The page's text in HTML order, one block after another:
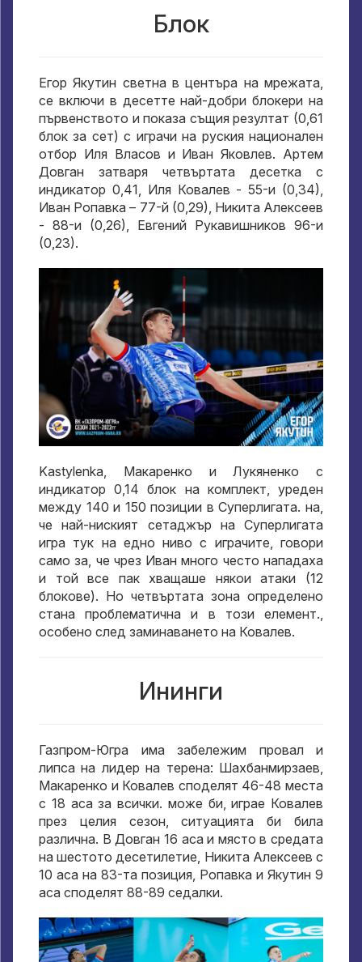
Блок
Егор Якутин светна в центъра на мрежата,
се включи в десетте най-добри блокери на
първенството и показа същия резултат (0,61
блок за сет) с играчи на руския национален
отбор Иля Власов и Иван Яковлев. Артем
Довган затваря четвъртата десетка с
индикатор 0,41, Иля Ковалев - 55-и (0,34),
Иван Ропавка – 77-й (0,29), Никита Алексеев
- 88-и (0,26), Евгений Рукавишников 96-и
(0,23).
Kastylenka, Макаренко и Лукяненко с
индикатор 0,14 блок на комплект, уреден
между 140 и 150 позиции в Суперлигата. на,
че най-ниският сетаджър на Суперлигата
игра тук на едно ниво с играчите, говори
само за, че чрез Иван много често нападаха
и той все пак хващаше някои атаки (12
блокове). Но четвъртата зона определено
стана проблематична и в този елемент.,
особено след заминаването на Ковалев.
Ининги
Газпром-Югра има забележим провал и
липса на лидер на терена: Шахбанмирзаев,
Макаренко и Ковалев споделят 46-48 места
с 18 аса за всички. може би, играе Ковалев
през целия сезон, ситуацията би била
различна. В Довган 16 аса и място в средата
на шестото десетилетие, Никита Алексеев с
10 аса на 83-та позиция, Ропавка и Якутин 9
аса споделят 88-89 седалки.